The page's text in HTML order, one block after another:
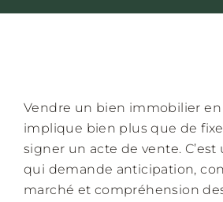
Vendre un bien immobilier en
implique bien plus que de
signer un acte de vente. C’est
qui demande anticipation,
marché et compréhension